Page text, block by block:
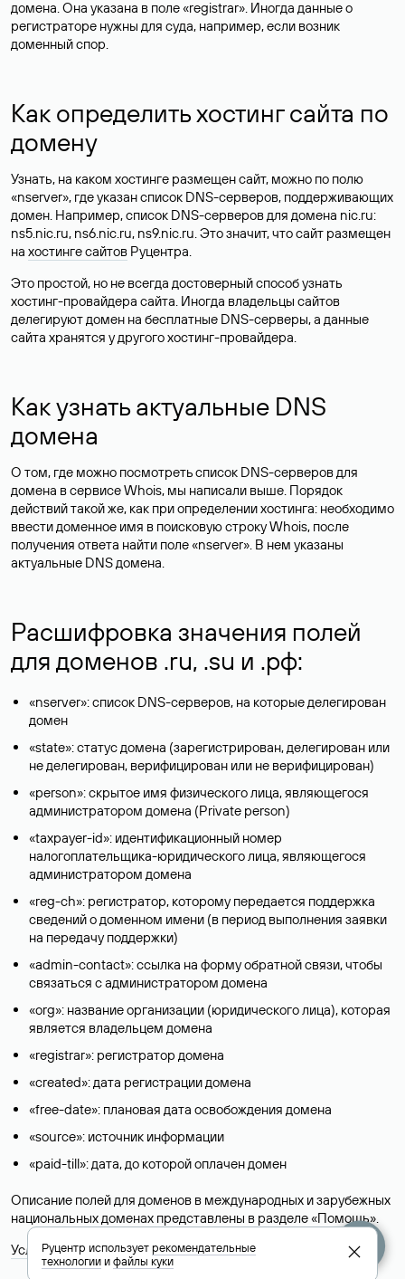
домена. Она указана в поле «registrar». Иногда данные о
регистраторе нужны для суда, например, если возник
доменный спор.
Как определить хостинг сайта по
домену
Узнать, на каком хостинге размещен сайт, можно по полю
«nserver», где указан список DNS-серверов, поддерживающих
домен. Например, список DNS-серверов для домена nic.ru:
ns5.nic.ru, ns6.nic.ru, ns9.nic.ru. Это значит, что сайт размещен
на хостинге сайтов Руцентра.
Это простой, но не всегда достоверный способ узнать
хостинг-провайдера сайта. Иногда владельцы сайтов
делегируют домен на бесплатные DNS-серверы, а данные
сайта хранятся у другого хостинг-провайдера.
Как узнать актуальные DNS
домена
О том, где можно посмотреть список DNS-серверов для
домена в сервисе Whois, мы написали выше. Порядок
действий такой же, как при определении хостинга: необходимо
ввести доменное имя в поисковую строку Whois, после
получения ответа найти поле «nserver». В нем указаны
актуальные DNS домена.
Расшифровка значения полей
для доменов .ru, .su и .рф:
«nserver»: список DNS-серверов, на которые делегирован
домен
«state»: статус домена (зарегистрирован, делегирован или
не делегирован, верифицирован или не верифицирован)
«person»: скрытое имя физического лица, являющегося
администратором домена (Privatе person)
«taxpayer-id»: идентификационный номер
налогоплательщика-юридического лица, являющегося
администратором домена
«reg-ch»: регистратор, которому передается поддержка
сведений о доменном имени (в период выполнения заявки
на передачу поддержки)
«admin-contact»: ссылка на форму обратной связи, чтобы
связаться с администратором домена
«org»: название организации (юридического лица), которая
является владельцем домена
«registrar»: регистратор домена
«created»: дата регистрации домена
«free-date»: плановая дата освобождения домена
«source»: источник информации
«paid-till»: дата, до которой оплачен домен
Описание полей для доменов в международных и зарубежных
национальных доменах представлены в разделе «Помощь».
Условия использования Whois-сервиса
Руцентр используетрекомендательные
технологииифайлы куки